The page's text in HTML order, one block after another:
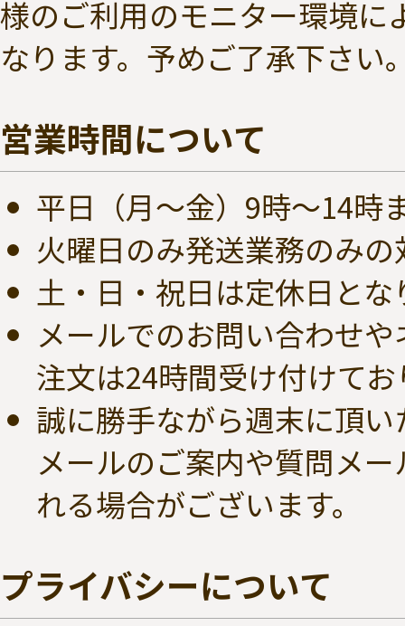
様のご利用のモニター環境に
なります。予めご了承下さい
営業時間について
平日（月～金）9時～14時
火曜日のみ発送業務のみの
土・日・祝日は定休日とな
メールでのお問い合わせ
注文は24時間受け付けて
誠に勝手ながら週末に頂
メールのご案内や質問メ
れる場合がございます。
プライバシーについて